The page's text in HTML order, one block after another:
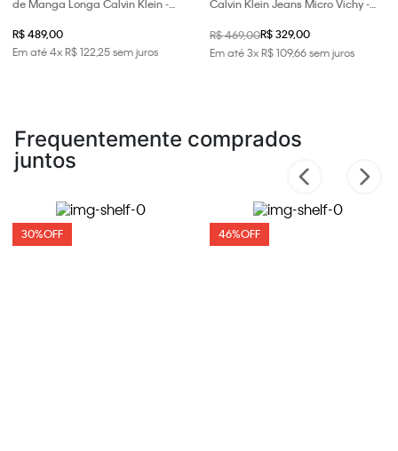
de Manga Longa Calvin Klein -
R$ 489,00
Em até4xR$12225sem juros
Calvin Klein Jeans Micro Vichy -
R$ 469,00R$ 329,00
Em até3xR$109,66sem juros
Frequentemente comprados
juntos
30%OFF 46%OFF